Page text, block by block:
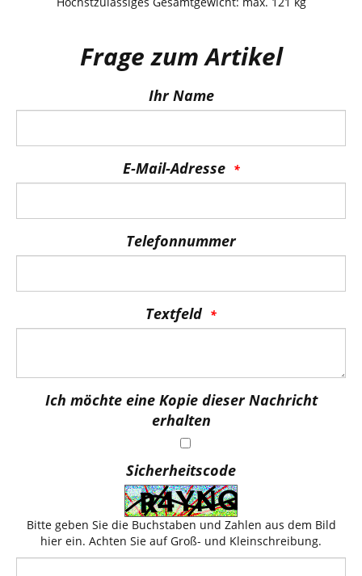
Frage zum Artikel
Ihr Name
E-Mail-Adresse
Telefonnummer
Textfeld
Ich möchte eine Kopie dieser Nachricht
erhalten
Sicherheitscode
Bitte geben Sie die Buchstaben und Zahlen aus dem Bild
hier ein. Achten Sie auf Groß- und Kleinschreibung.